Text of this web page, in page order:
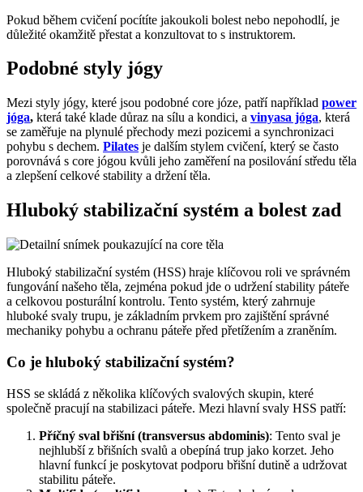
Pokud během cvičení pocítíte jakoukoli bolest nebo nepohodlí, je
důležité okamžitě přestat a konzultovat to s instruktorem.
Podobné styly jógy
Mezi styly jógy, které jsou podobné core józe, patří například power
jóga, která také klade důraz na sílu a kondici, a vinyasa jóga, která
se zaměřuje na plynulé přechody mezi pozicemi a synchronizaci
pohybu s dechem. Pilates je dalším stylem cvičení, který se často
porovnává s core jógou kvůli jeho zaměření na posilování středu těla
a zlepšení celkové stability a držení těla.
Hluboký stabilizační systém a bolest zad
Hluboký stabilizační systém (HSS) hraje klíčovou roli ve správném
fungování našeho těla, zejména pokud jde o udržení stability páteře
a celkovou posturální kontrolu. Tento systém, který zahrnuje
hluboké svaly trupu, je základním prvkem pro zajištění správné
mechaniky pohybu a ochranu páteře před přetížením a zraněním.
Co je hluboký stabilizační systém?
HSS se skládá z několika klíčových svalových skupin, které
společně pracují na stabilizaci páteře. Mezi hlavní svaly HSS patří:
Příčný sval břišní (transversus abdominis): Tento sval je
nejhlubší z břišních svalů a obepíná trup jako korzet. Jeho
hlavní funkcí je poskytovat podporu břišní dutině a udržovat
stabilitu páteře.